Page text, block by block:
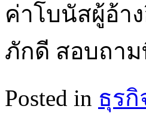
ค่าโบนัสผู้อ้า
ภักดี สอบถาม
Posted in ธุรกิ